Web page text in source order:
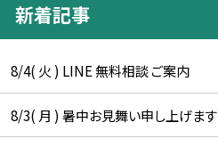
新着記事
8/4( 火 ) LINE 無料相談 ご案内
8/3( 月 ) 暑中お見舞い申し上げます